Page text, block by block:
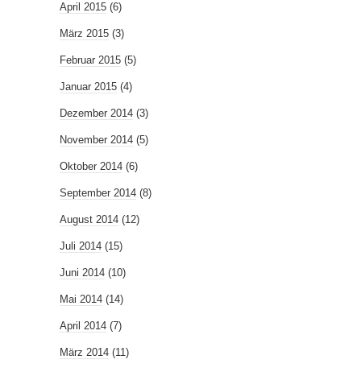
April 2015 (6)
März 2015 (3)
Februar 2015 (5)
Januar 2015 (4)
Dezember 2014 (3)
November 2014 (5)
Oktober 2014 (6)
September 2014 (8)
August 2014 (12)
Juli 2014 (15)
Juni 2014 (10)
Mai 2014 (14)
April 2014 (7)
März 2014 (11)